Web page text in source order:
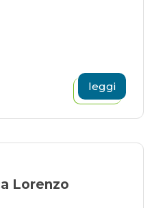
leggi
Lorenzo